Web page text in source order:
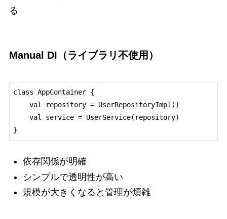
る
Manual DI（ライブラリ不使用）
class AppContainer {
依存関係が明確
シンプルで透明性が高い
規模が大きくなると管理が煩雑